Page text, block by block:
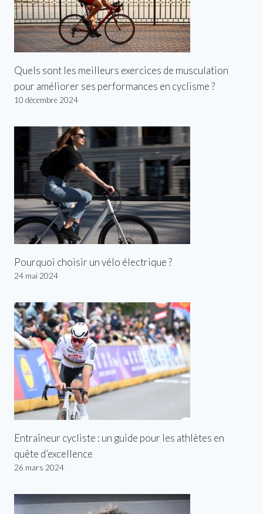
Quels sont les meilleurs exercices de musculation
pour améliorer ses performances en cyclisme ?
10 décembre 2024
Pourquoi choisir un vélo électrique ?
24 mai 2024
Entraîneur cycliste : un guide pour les athlètes en
quête d’excellence
26 mars 2024